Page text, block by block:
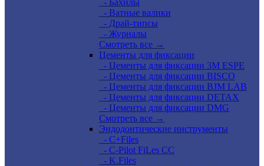
- Бахилы
- Ватные валики
- Драй-типсы
- Журналы
Смотреть все →
Цементы для фиксации
- Цементы для фиксации 3M ESPE
- Цементы для фиксации BISCO
- Цементы для фиксации BJM LAB
- Цементы для фиксации DETAX
- Цементы для фиксации DMG
Смотреть все →
Эндодонтические инструменты
- C+Files
- C-Pilot FiLes CC
- K.Files